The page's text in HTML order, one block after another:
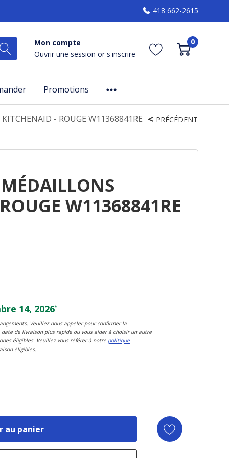
418 662-2615
Mon compte
Ouvrir une session or s'inscrire
0
Promotions
- ROUGE W11368841RE PRÉCÉDENT
W11368841RE
14, 2026*
Veuillez nous appeler pour confirmer la
de livraison plus rapide ou vous aider à choisir un autre
éligibles. Veuillez vous référer à notre politique
éligibles.